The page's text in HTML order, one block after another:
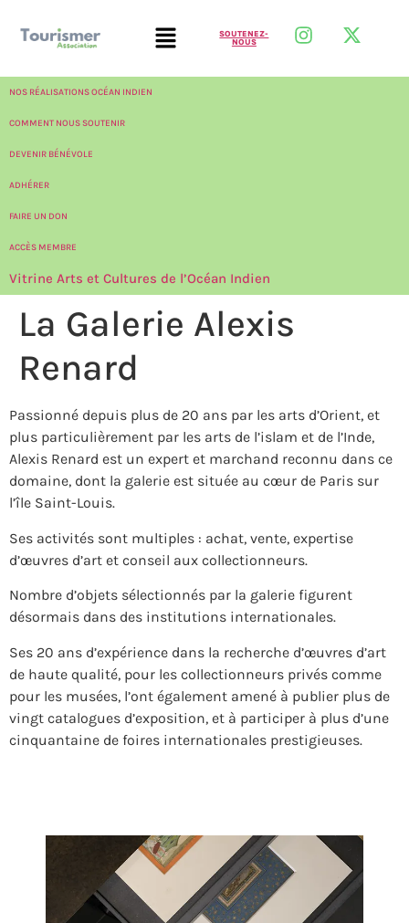
SOUTENEZ-
NOUS
NOS RÉALISATIONS OCÉAN INDIEN
COMMENT NOUS SOUTENIR
DEVENIR BÉNÉVOLE
ADHÉRER
FAIRE UN DON
ACCÈS MEMBRE
Vitrine Arts et Cultures de l’Océan Indien
La Galerie Alexis
Renard
Passionné depuis plus de 20 ans par les arts d’Orient, et
plus particulièrement par les arts de l’islam et de l’Inde,
Alexis Renard est un expert et marchand reconnu dans ce
domaine, dont la galerie est située au cœur de Paris sur
l’île Saint-Louis.​
Ses activités sont multiples : achat, vente, expertise
d’œuvres d’art et conseil aux collectionneurs.
Nombre d’objets sélectionnés par la galerie figurent
désormais dans des institutions internationales.​
Ses 20 ans d’expérience dans la recherche d’œuvres d’art
de haute qualité, pour les collectionneurs privés comme
pour les musées, l’ont également amené à publier plus de
vingt catalogues d’exposition, et à participer à plus d’une
cinquantaine de foires internationales prestigieuses.